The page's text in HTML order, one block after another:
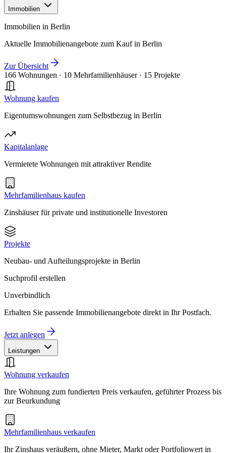
Immobilien
Immobilien in Berlin
Aktuelle Immobilienangebote zum Kauf in Berlin
Zur Übersicht
166 Wohnungen · 10 Mehrfamilienhäuser · 15 Projekte
Wohnung kaufen
Eigentumswohnungen zum Selbstbezug in Berlin
Kapitalanlage
Vermietete Wohnungen mit attraktiver Rendite
Mehrfamilienhaus kaufen
Zinshäuser für private und institutionelle Investoren
Projekte
Neubau- und Aufteilungsprojekte in Berlin
Suchprofil erstellen
Unverbindlich
Erhalten Sie passende Immobilienangebote direkt in Ihr Postfach.
Jetzt anlegen
Leistungen
Wohnung verkaufen
Ihre Wohnung zum fundierten Preis verkaufen, geführter Prozess bis
zur Beurkundung
Mehrfamilienhaus verkaufen
Ihr Zinshaus veräußern, ohne Mieter, Markt oder Portfoliowert in